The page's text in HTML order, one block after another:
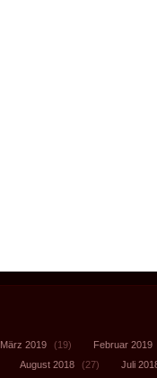
März 2019 (19) Februar 2019
August 2018 (27)
Juli